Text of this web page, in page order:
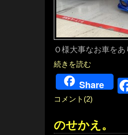
Ｏ様大事なお車をあ
続きを読む
Share
コメント(2)
のせかえ。